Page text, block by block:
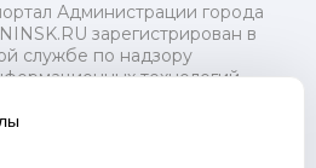
Администрации города
зарегистрирован в
службе по надзору
технологий
(Роскомнадзор) 24 июля
2018 года.
Эл № ФС77-73321